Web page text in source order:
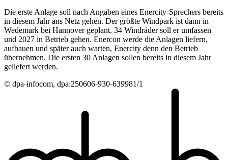
Die erste Anlage soll nach Angaben eines Enercity-Sprechers bereits
in diesem Jahr ans Netz gehen. Der größte Windpark ist dann in
Wedemark bei Hannover geplant. 34 Windräder soll er umfassen
und 2027 in Betrieb gehen. Enercon werde die Anlagen liefern,
aufbauen und später auch warten, Enercity denn den Betrieb
übernehmen. Die ersten 30 Anlagen sollen bereits in diesem Jahr
geliefert werden.
© dpa-infocom, dpa:250606-930-639981/1